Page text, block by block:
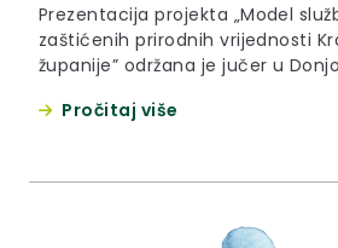
Prezentacija projekta „Model
zaštićenih prirodnih vrijednosti
županije” održana je jučer u
ustanove za upravljanje
Pročitaj više